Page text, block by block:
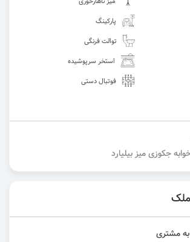
پارکینگ
توالت فرنگی
استخر سرپوشیده
فوتبال دستی
جکوزی میز بیلیارد
مشتری